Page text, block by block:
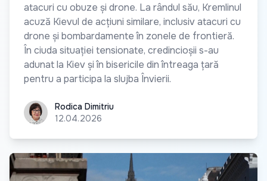
atacuri cu obuze și drone. La rândul său, Kremlinul
acuză Kievul de acțiuni similare, inclusiv atacuri cu
drone și bombardamente în zonele de frontieră.
În ciuda situației tensionate, credincioșii s-au
adunat la Kiev și în bisericile din întreaga țară
pentru a participa la slujba Învierii.
Rodica Dimitriu
Rodica Dimitriu
12.04.2026